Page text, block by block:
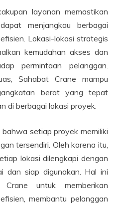
layanan memastikan
menjangkau berbagai
Lokasi-lokasi strategis
kemudahan akses dan
permintaan pelanggan.
Sahabat Crane mampu
berat yang tepat
di berbagai lokasi proyek.
setiap proyek memiliki
tersendiri. Oleh karena itu,
lokasi dilengkapi dengan
dan siap digunakan. Hal ini
Crane untuk memberikan
membantu pelanggan